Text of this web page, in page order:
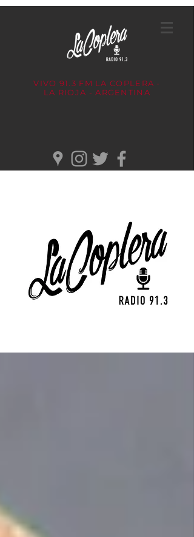
VIVO 91.3 FM LA COPLERA -
LA RIOJA - ARGENTINA